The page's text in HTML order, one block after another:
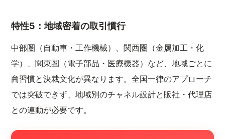
特性5：地域密着の取引慣行
中部圏（自動車・工作機械）、関西圏（金属加工・化
学）、関東圏（電子部品・医療機器）など、地域ごとに
商習慣と決裁文化が異なります。全国一律のアプローチ
では突破できず、地域別のチャネル設計と販社・代理店
との連動が必要です。